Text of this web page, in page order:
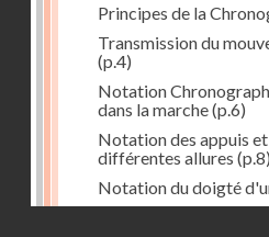
Principes de la
Transmission du
(p.4)
Notation
dans la marche(p.6)
Notation des appuis
différentes allures (p.8)
Notation du doigté